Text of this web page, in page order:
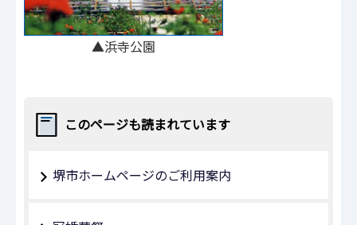
▲浜寺公園
このページも読まれています
堺市ホームページのご利用案内